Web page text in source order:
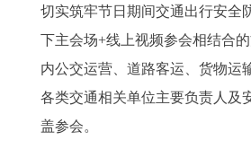
切实筑牢节日期间交通出行安全
下主会场+线上视频参会相结合
内公交运营、道路客运、货物运
各类交通相关单位主要负责人及
盖参会。